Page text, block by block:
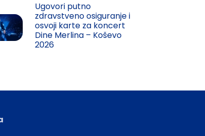
Ugovori putno
zdravstveno osiguranje i
osvoji karte za koncert
Dine Merlina – Koševo
2026